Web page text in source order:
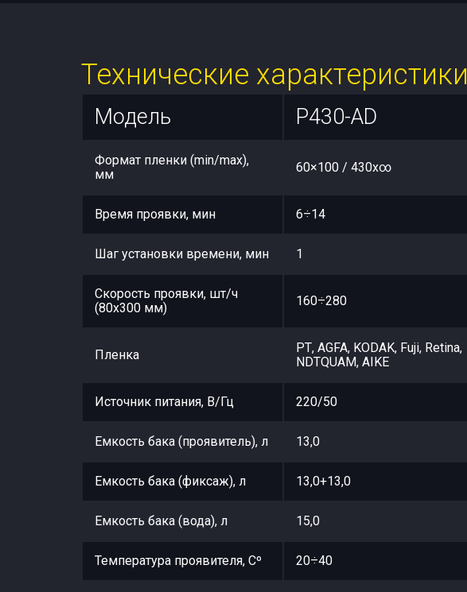
Технические характеристики
Модель P430-AD
Формат пленки (min/max),
мм
60×100 / 430x∞
Время проявки, мин 6÷14
Шаг установки времени, мин 1
Скорость проявки, шт/ч
(80х300 мм)
160÷280
Пленка
РТ, AGFA, KODAK, Fuji, Retina,
NDTQUAM, AIKE
Источник питания, В/Гц 220/50
Емкость бака (проявитель), л 13,0
Емкость бака (фиксаж), л 13,0+13,0
Емкость бака (вода), л 15,0
Температура проявителя, Сº 20÷40